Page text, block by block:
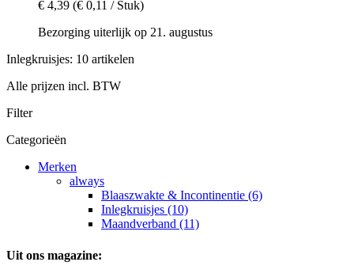
€ 4,39 (€ 0,11 / Stuk)
Bezorging uiterlijk op 21. augustus
Inlegkruisjes: 10 artikelen
Alle prijzen incl. BTW
Filter
Categorieën
Merken
always
Blaaszwakte & Incontinentie (6)
Inlegkruisjes (10)
Maandverband (11)
Uit ons magazine: